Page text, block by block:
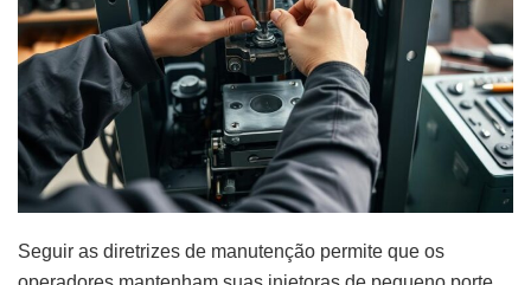
Seguir as diretrizes de manutenção permite que os